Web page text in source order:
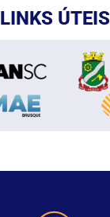
LINKS ÚTEIS